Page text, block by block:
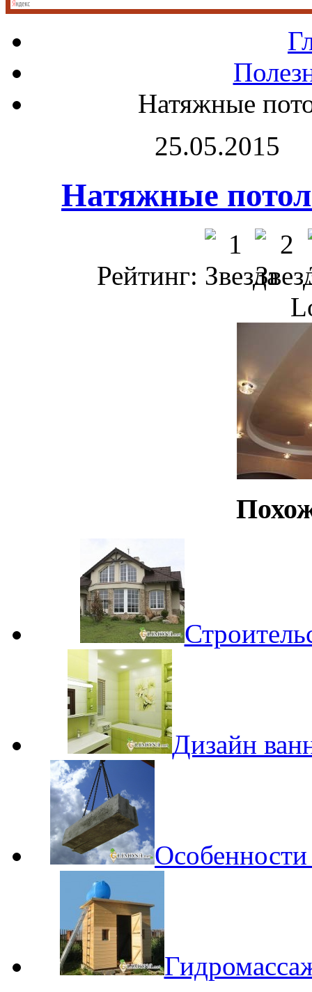
Натяжные
25.05.2015
Натяжные
Рейтинг:
Дизайн